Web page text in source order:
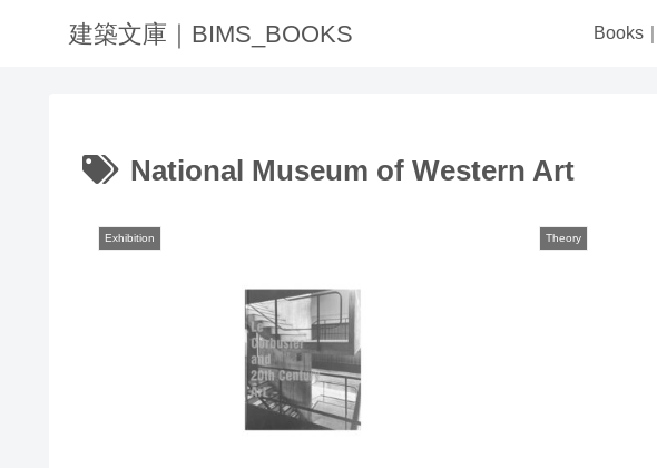
建築文庫｜BIMS_BOOKS Books
National Museum of Western Art
Exhibition Theory